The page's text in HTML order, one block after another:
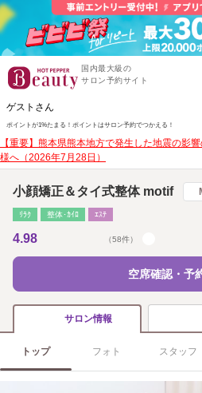
国内最大級の
サロン予約サイト
ゲストさん
ポイントが1%たまる！ ポイントはサロン予約でつかえる！
【重要】熊本県熊本地方で発生した地震の影
様へ（2026年7月28日）
小顔矯正＆タイ式整体 motif
ﾘﾗｸ 整体･ｶｲﾛ ｴｽﾃ
4.98 （58件）
空席確認・予
サロン情報
トップ フォト スタッフ